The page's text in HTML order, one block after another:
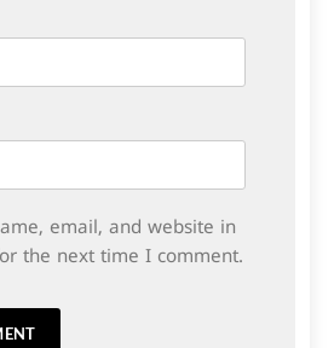
email, and website in
the next time I comment.